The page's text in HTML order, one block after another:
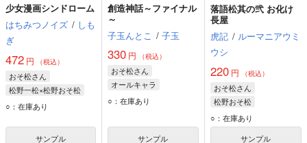
少女漫画シンドローム
はちみつノイズ / しも
ぎ
472 円 （税込）
おそ松さん
松野一松×松野おそ松
松野一松
○：在庫あり
サンプル
創造神話～ファイナル
～
子玉んとこ / 子玉
330 円 （税込）
おそ松さん
オールキャラ
オールキャラ
○：在庫あり
サンプル
落語松其の弐 お化け
長屋
虎記 / ルーマニアウミ
ウシ
220円 （税込）
おそ松さん
松野おそ松
松野十四松
松野トド松
○：在庫あり
サンプル